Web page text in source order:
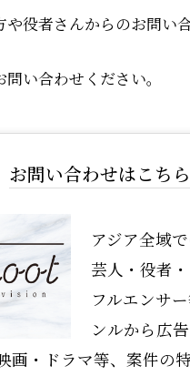
や役者さんからのお問い
い合わせください。
お問い合わせはこち
アジア全域
芸人・役者
フルエンサ
ンルから広
画・ドラマ等、案件の